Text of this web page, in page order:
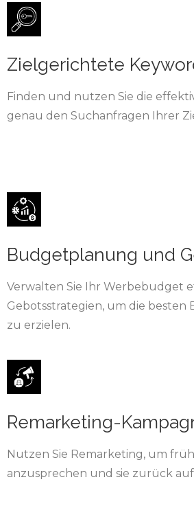
Zielgerichtete
Finden und nutzen Sie die
genau den Suchanfragen Ihrer
Budgetplanung und
Verwalten Sie Ihr Werbebudget
Gebotsstrategien, um die besten
zu erzielen.
Remarketing-
Nutzen Sie Remarketing, um
anzusprechen und sie zurück